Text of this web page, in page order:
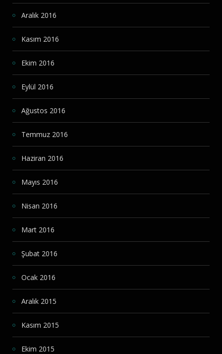
Aralık 2016
Kasım 2016
Ekim 2016
Eylül 2016
Ağustos 2016
Temmuz 2016
Haziran 2016
Mayıs 2016
Nisan 2016
Mart 2016
Şubat 2016
Ocak 2016
Aralık 2015
Kasım 2015
Ekim 2015